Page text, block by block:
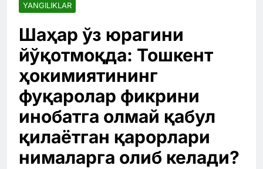
YANGILIKLAR
Шаҳар ўз юрагини
йўқотмоқда: Тошкент
ҳокимиятининг
фуқаролар фикрини
инобатга олмай қабул
қилаётган қарорлари
нималарга олиб келади?